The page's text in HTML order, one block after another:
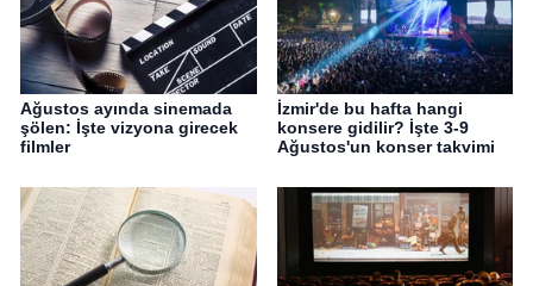
Ağustos ayında sinemada
şölen: İşte vizyona girecek
filmler
İzmir'de bu hafta hangi
konsere gidilir? İşte 3-9
Ağustos'un konser takvimi